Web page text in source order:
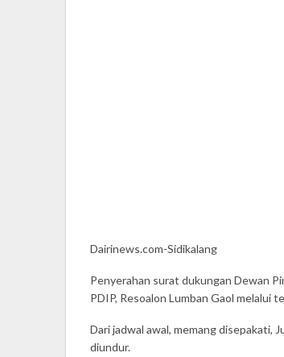
Dairinews.com-Sidikalang
Penyerahan surat dukungan Dewan
PDIP, Resoalon Lumban Gaol melalui
Dari jadwal awal, memang disepakati,
diundur.